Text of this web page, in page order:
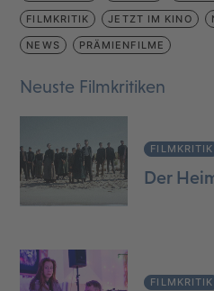
FILMKRITIK JETZT IM KINO
NEWS PRÄMIENFILME
Neuste Filmkritiken
FILMKRITIK
Der
FILMKRITIK